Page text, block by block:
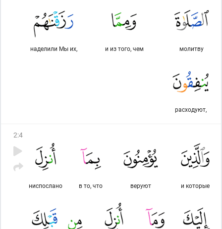
молитву
и из того, чем
наделили Мы их,
расходуют,
2:4
и которые
веруют
в то, что
ниспослано